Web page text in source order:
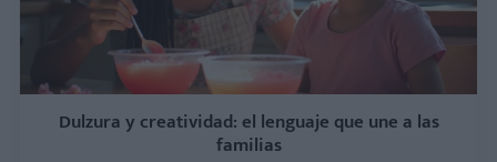
Dulzura y creatividad: el lenguaje que une a las
familias